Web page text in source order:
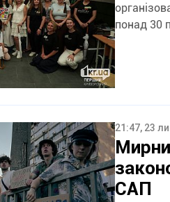
понад 30
21:47, 23
САП